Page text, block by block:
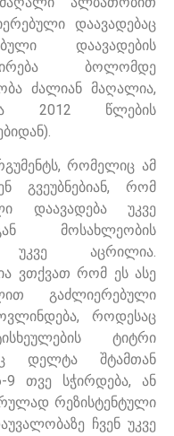
დაავადებაც
დაავადების
ბოლომდე
ძალიან მაღალია,
2012 წლების
რომელიც ამ
გვეუბნებიან, რომ
დაავადება უკვე
მოსახლეობის
უკვე აცრილია.
ვთქვათ რომ ეს ასე
გაძლიერებული
როდესაც
ტიტრი
დელტა შტამთან
9 თვე სჭირდება, ან
რეზისტენტული
ჩვენ უკვე